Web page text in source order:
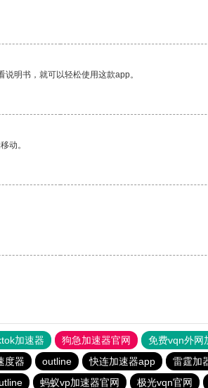
明书，就可以轻松使用这款app。
动。
加速器 狗急加速器官网 免费vqn外网
度器 outline 快连加速器app 雷霆加
蚂蚁vp加速器官网 极光vqn官网